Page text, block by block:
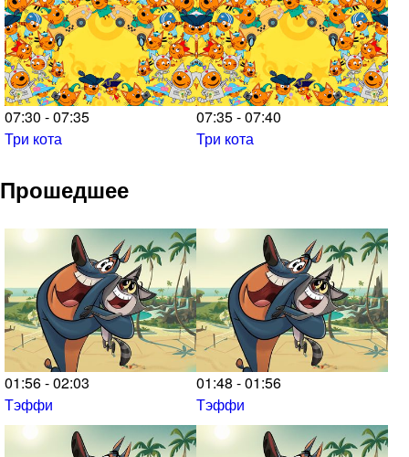
07:30 - 07:35
Три кота
07:35 - 07:40
Три кота
Прошедшее
01:56 - 02:03
Тэффи
01:48 - 01:56
Тэффи